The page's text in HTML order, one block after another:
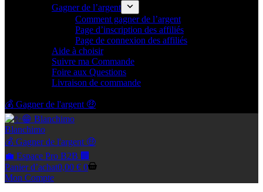
Gagner de l’argent
Comment gagner de l’argent
Page d’inscription des affiliés
Page de connexion des affiliés
Aide à choisir
Suivre ma Commande
Foire aux Questions
Livraison de commande
💰 Gagner de l'argent 🤑
Blanchimo
💰 Gagner de l'argent 🤑
💼 Espace Pro B2B 🏢
Panier d’achat0,00 € 0
Mon Compte